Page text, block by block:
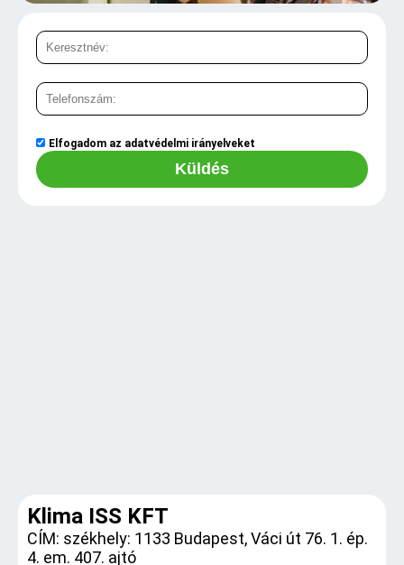
Elfogadom az adatvédelmi irányelveket
Küldés
Klima ISS KFT
CÍM: székhely: 1133 Budapest, Váci út 76. 1. ép.
4. em. 407. ajtó